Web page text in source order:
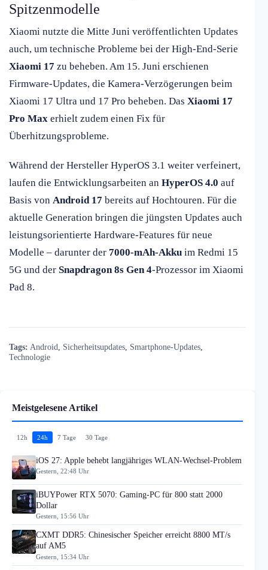
Spitzenmodelle
Xiaomi nutzte die Mitte Juni veröffentlichten Updates
auch, um technische Probleme bei der High-End-Serie
Xiaomi 17 zu beheben. Am 15. Juni erschienen
Firmware-Updates, die Kamera-Verzögerungen beim
Xiaomi 17 Ultra und 17 Pro beheben. Das Xiaomi 17
Pro Max erhielt zudem einen Fix für
Überhitzungsprobleme.
Während der Hersteller HyperOS 3.1 weiter verfeinert,
laufen die Entwicklungsarbeiten an HyperOS 4.0 auf
Basis von Android 17 bereits auf Hochtouren. Für die
aktuelle Generation bringen die jüngsten Updates auch
leistungsorientierte Hardware-Features für neue
Modelle – darunter der 7000-mAh-Akku im Redmi 15
5G und der Snapdragon 8s Gen 4-Prozessor im Xiaomi
Pad 8.
Tags: Android Sicherheitsupdates Smartphone-Updates
Technologie
Meistgelesene Artikel
12h 24h 7 Tage 30 Tage
iOS 27: Apple behebt langjähriges WLAN-Wechsel-Problem
Gestern, 22:48 Uhr
iBUYPower RTX 5070: Gaming-PC für 800 statt 2000
Dollar
Gestern, 15:56 Uhr
CXMT DDR5: Chinesischer Speicher erreicht 8800 MT/s
auf AM5
Gestern, 15:34 Uhr